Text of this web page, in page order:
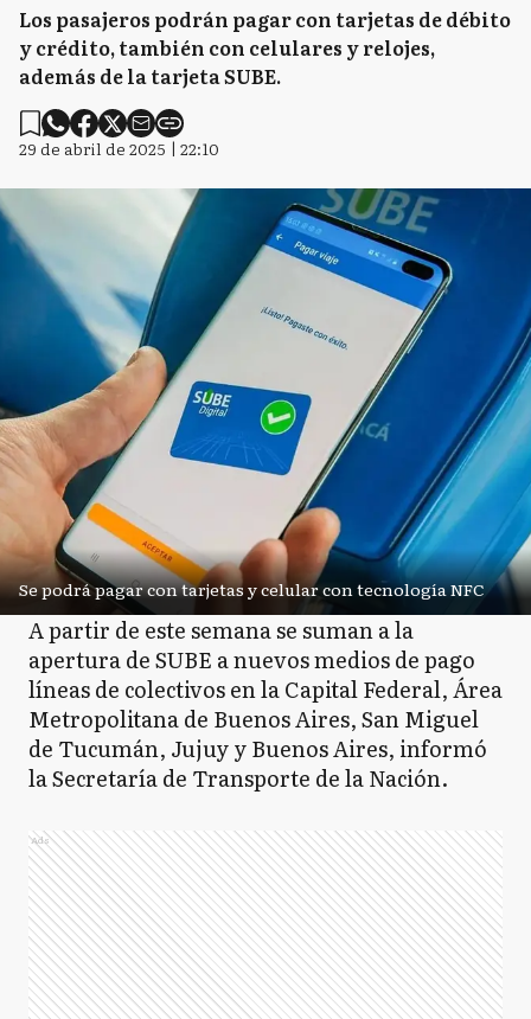
Los pasajeros podrán pagar con tarjetas de débito
y crédito, también con celulares y relojes,
además de la tarjeta SUBE.
29 de abril de 2025 | 22:10
Se podrá pagar con tarjetas y celular con tecnología NFC
A partir de este semana se suman a la
apertura de SUBE a nuevos medios de pago
líneas de colectivos en la Capital Federal, Área
Metropolitana de Buenos Aires, San Miguel
de Tucumán, Jujuy y Buenos Aires, informó
la Secretaría de Transporte de la Nación.
Ads